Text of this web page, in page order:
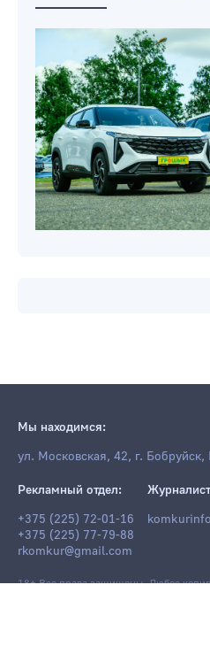
Мы находимся:
ул. Московская, 42, г. Бобруйск,
Рекламный отдел:
+375 (225) 72-01-16
+375 (225) 77-79-88
rkomkur@gmail.com
18+ Все права защищены. Любое